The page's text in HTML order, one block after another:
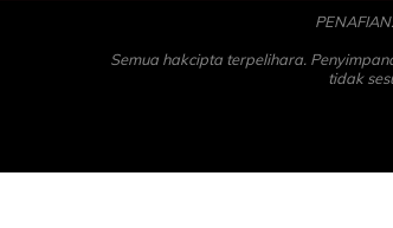
Semua hakcipta terpelihara.
tidak